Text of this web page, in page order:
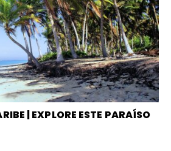
| EXPLORE ESTE PARAÍSO